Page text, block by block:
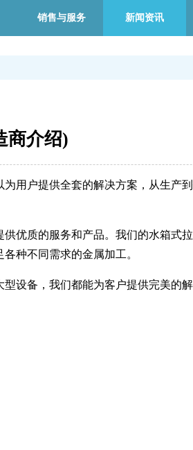
销售与服务 新闻资讯
商介绍)
用户提供全套的解决方案，从生产
优质的服务和产品。我们的水箱式
种不同需求的金属加工。
设备，我们都能为客户提供完美的